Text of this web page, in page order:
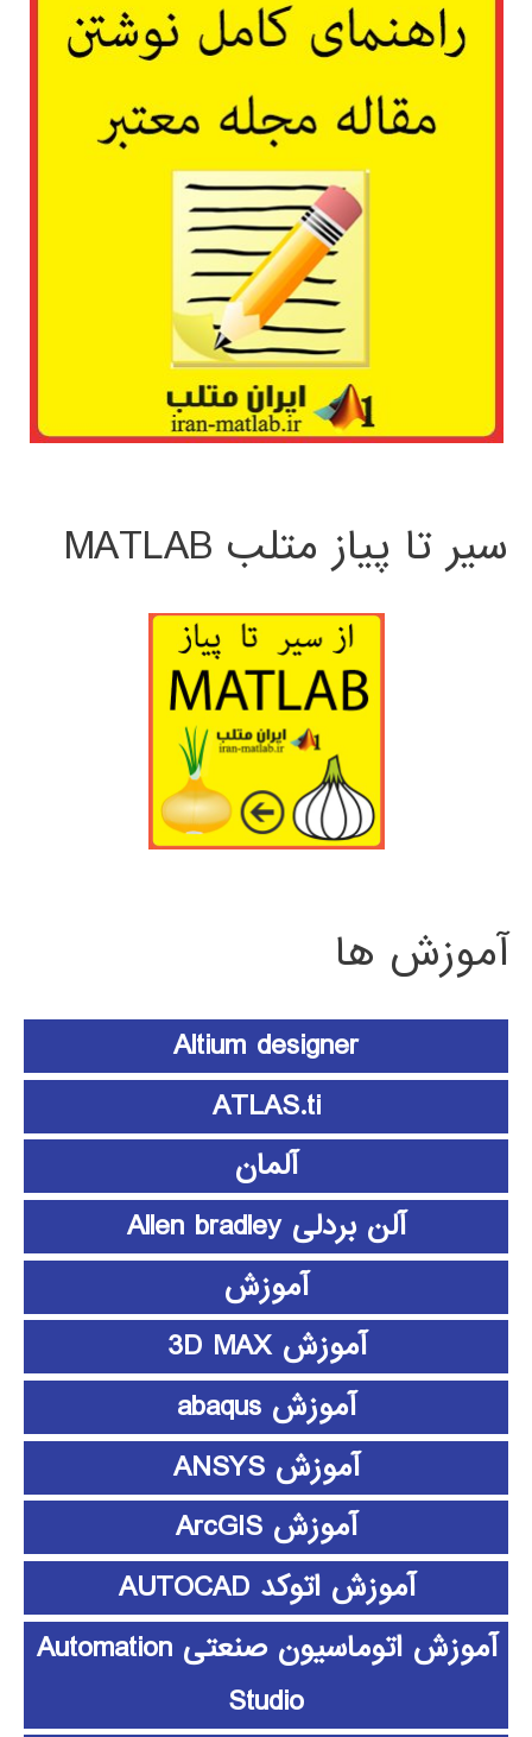
سیر تا پیاز متلب MATLAB
آموزش ها
Altium designer
ATLAS.ti
آلمان
آلن بردلی Allen bradley
آموزش
آموزش 3D MAX
آموزش abaqus
آموزش ANSYS
آموزش ArcGIS
آموزش اتوکد AUTOCAD
آموزش اتوماسیون صنعتی Automation
Studio